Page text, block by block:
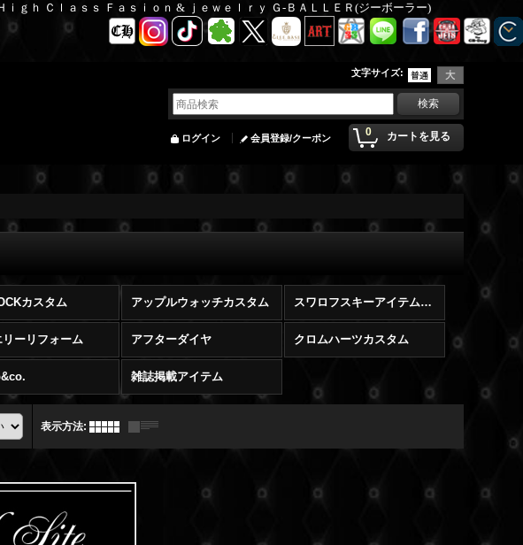
ｇｈ Ｃｌａｓｓ Ｆａｓｉｏｎ & ｊｅｗｅｌｒｙ Ｇ-ＢＡＬＬＥＲ(ジーボーラー)
文字サイズ:
0 カートを見る
ログイン 会員登録/クーポン
カスタム アップルウォッチカスタム スワロフスキーアイテム販売
リーリフォーム アフターダイヤ クロムハーツカスタム
雑誌掲載アイテム
表示方法: